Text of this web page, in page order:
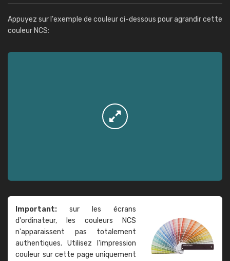
Appuyez sur l'exemple de couleur ci-dessous pour agrandir cette
couleur NCS:
Important: sur les écrans
d'ordinateur, les couleurs NCS
n'apparaissent pas totalement
authentiques. Utilisez l'impression
couleur sur cette page uniquement